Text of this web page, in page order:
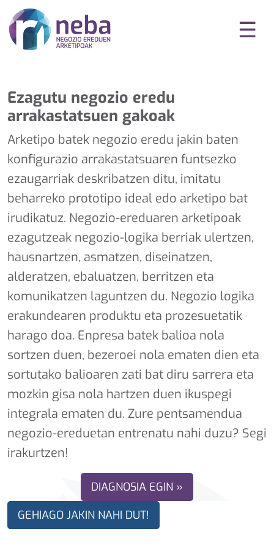
☰
Ezagutu negozio eredu
arrakastatsuen gakoak
Arketipo batek negozio eredu jakin baten
konfigurazio arrakastatsuaren funtsezko
ezaugarriak deskribatzen ditu, imitatu
beharreko prototipo ideal edo arketipo bat
irudikatuz. Negozio-ereduaren arketipoak
ezagutzeak negozio-logika berriak ulertzen,
hausnartzen, asmatzen, diseinatzen,
alderatzen, ebaluatzen, berritzen eta
komunikatzen laguntzen du. Negozio logika
erakundearen produktu eta prozesuetatik
harago doa. Enpresa batek balioa nola
sortzen duen, bezeroei nola ematen dien eta
sortutako balioaren zati bat diru sarrera eta
mozkin gisa nola hartzen duen ikuspegi
integrala ematen du. Zure pentsamendua
negozio-ereduetan entrenatu nahi duzu? Segi
irakurtzen!
DIAGNOSIA EGIN »
GEHIAGO JAKIN NAHI DUT!